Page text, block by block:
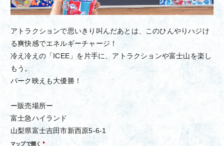
アトラクションで思いきり叫んだあとは、このひんやりハジけ
る爽快感でエネルギーチャージ！
冷え冷えの「ICEE」を片手に、アトラクションや富士山を楽し
もう。
パーク映えも大優勝！
ー販売場所ー
富士急ハイランド
山梨県富士吉田市新西原5-6-1
マップで開く